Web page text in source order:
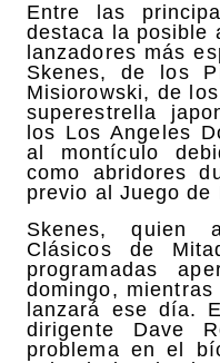
Entre las
destaca la posible
lanzadores más
Skenes, de los
Misiorowski, de
superestrella
los Los Angeles
al montículo
como abridores
previo al Juego de
Skenes, quien
Clásicos de
programadas
domingo,
lanzará ese día.
dirigente Dave
problema en el